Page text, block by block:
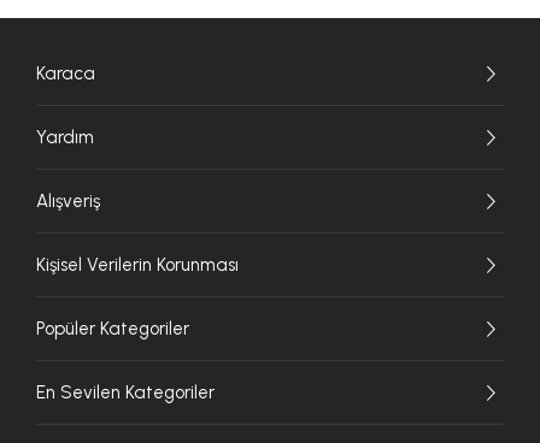
Karaca
Yardım
Alışveriş
Kişisel Verilerin Korunması
Popüler Kategoriler
En Sevilen Kategoriler